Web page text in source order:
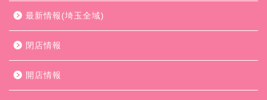
最新情報(埼玉全域)
閉店情報
開店情報